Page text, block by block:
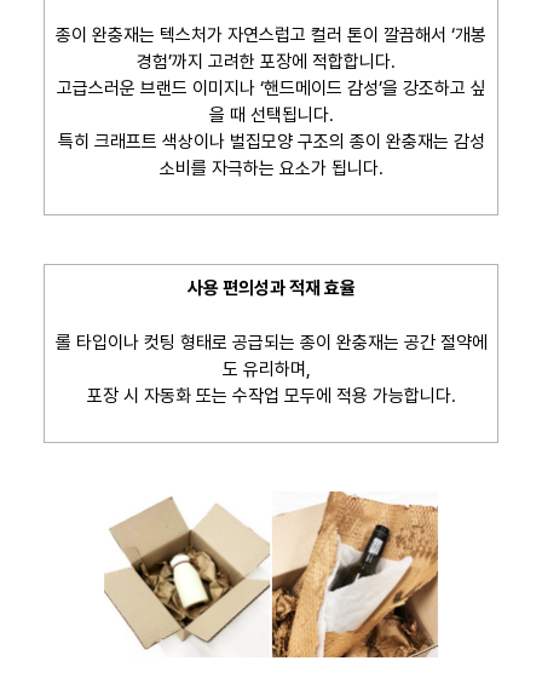
종이 완충재는 텍스처가 자연스럽고 컬러 톤이 깔끔해서 ‘개봉
경험’까지 고려한 포장에 적합합니다.
고급스러운 브랜드 이미지나 ‘핸드메이드 감성’을 강조하고 싶
을 때 선택됩니다.
특히 크래프트 색상이나 벌집모양 구조의 종이 완충재는 감성
소비를 자극하는 요소가 됩니다.
사용 편의성과 적재 효율
롤 타입이나 컷팅 형태로 공급되는 종이 완충재는 공간 절약에
도 유리하며,
포장 시 자동화 또는 수작업 모두에 적용 가능합니다.